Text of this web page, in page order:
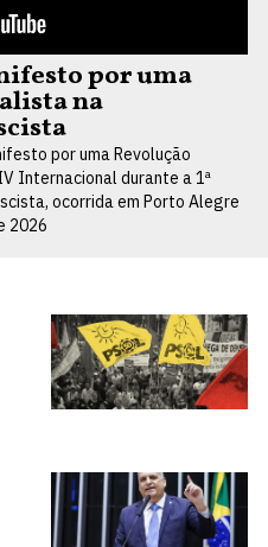
por uma
na
por uma Revolução
Internacional durante a 1ª
ocorrida em Porto Alegre
2026